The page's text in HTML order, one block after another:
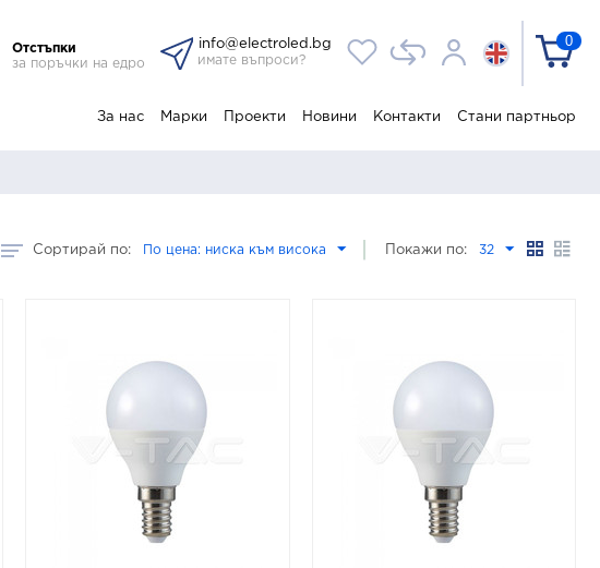
Отстъпки
за поръчки на едро
info@electroled.bg
имате въпроси?
0
За нас Марки Проекти Новини Контакти Стани партньор
Сортирай по: По цена: ниска към висока Покажи по: 32